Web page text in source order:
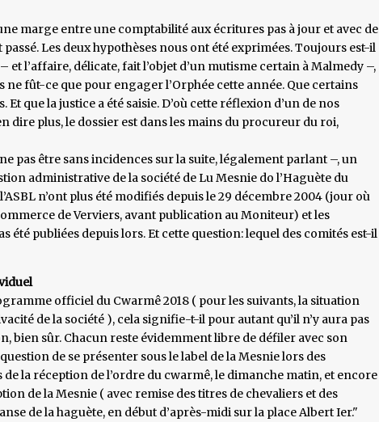
marge entre une comptabilité aux écritures pas à jour et avec de
Les deux hypothèses nous ont été exprimées. Toujours est-il
l’affaire, délicate, fait l’objet d’un mutisme certain à Malmedy –,
ne fût-ce que pour engager l’Orphée cette année. Que certains
que la justice a été saisie. D’où cette réflexion d’un de nos
dire plus, le dossier est dans les mains du procureur du roi,
pas être sans incidences sur la suite, légalement parlant –, un
administrative de la société de Lu Mesnie do l’Haguète du
n’ont plus été modifiés depuis le 29 décembre 2004 (jour où
de Verviers, avant publication au Moniteur) et les
été publiées depuis lors. Et cette question: lequel des comités est-il
officiel du Cwarmê 2018 ( pour les suivants, la situation
de la société ), cela signifie-t-il pour autant qu’il n’y aura pas
bien sûr. Chacun reste évidemment libre de défiler avec son
de se présenter sous le label de la Mesnie lors des
la réception de l’ordre du cwarmê, le dimanche matin, et encore
de la Mesnie ( avec remise des titres de chevaliers et des
de la haguète, en début d’après-midi sur la place Albert Ier."